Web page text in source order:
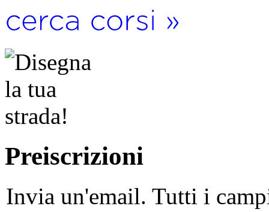
Preiscrizioni
Invia un'email. Tutti i